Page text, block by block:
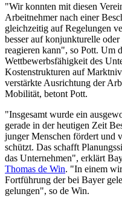
"Wir konnten mit diesen
Arbeitnehmer nach einer
gleichzeitig auf Regelungen
besser auf konjunkturelle
reagieren kann", so Pott. Um
Wettbewerbsfähigkeit des
Kostenstrukturen auf
verstärkte Ausrichtung der
Mobilität, betont Pott.
"Insgesamt wurde ein
gerade in der heutigen Zeit
junger Menschen fördert und
schützt. Das schafft
das Unternehmen", erklärt
Thomas de Win. "In einem
Fortführung der bei Bayer
gelungen", so de Win.